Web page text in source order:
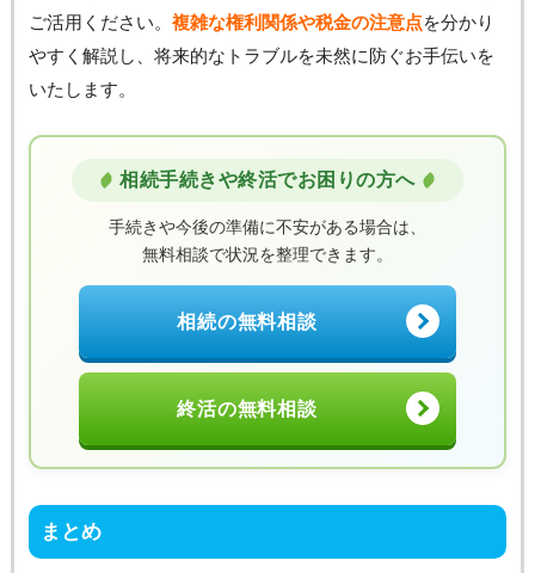
ご活用ください。 複雑な権利関係や税金の注意点を分かり
やすく解説し、将来的なトラブルを未然に防ぐお手伝いを
いたします。
相続手続きや終活でお困りの方へ
手続きや今後の準備に不安がある場合は、
無料相談で状況を整理できます。
相続の無料相談
終活の無料相談
まとめ